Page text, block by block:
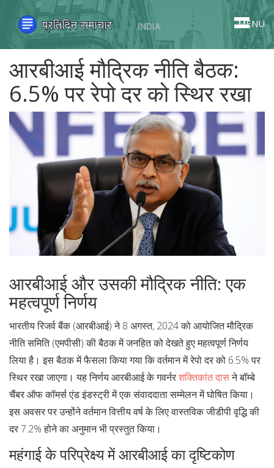
MENU
आरबीआई मौद्रिक नीति बैठक:
6.5% पर रेपो दर को स्थिर रखा
आरबीआई और उसकी मौद्रिक नीति: एक
महत्वपूर्ण निर्णय
भारतीय रिजर्व बैंक (आरबीआई) ने 8 अगस्त, 2024 को आयोजित मौद्रिक
नीति समिति (एमपीसी) की बैठक में जनहित को देखते हुए महत्वपूर्ण निर्णय
लिया है। इस बैठक में फैसला किया गया कि वर्तमान में रेपो दर को 6.5% पर
स्थिर रखा जाएगा। यह निर्णय आरबीआई के गवर्नरशक्तिकांत दासने बॉम्बे
चैंबर ऑफ कॉमर्स एंड इंडस्ट्री में एक संवाददाता सम्मेलन में घोषित किया।
इस अवसर पर उन्होंने वर्तमान वित्तीय वर्ष के लिए वास्तविक जीडीपी वृद्धि की
दर 7.2% होने का अनुमान भी प्रस्तुत किया।
महंगाई के परिप्रेक्ष्य में आरबीआई का दृष्टिकोण